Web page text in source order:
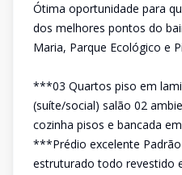
Ótima oportunidade para
dos melhores pontos do
Maria, Parque Ecológico e
***03 Quartos piso em
(suíte/social) salão 02
cozinha pisos e bancada
***Prédio excelente
estruturado todo revestido